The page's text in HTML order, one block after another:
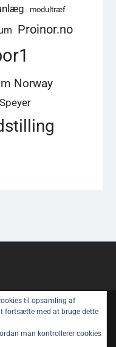
modultræf
Proinor.no
Norway
reserved.
til opsamling af
fortsætte med at bruge dette
man kontrollerer cookies